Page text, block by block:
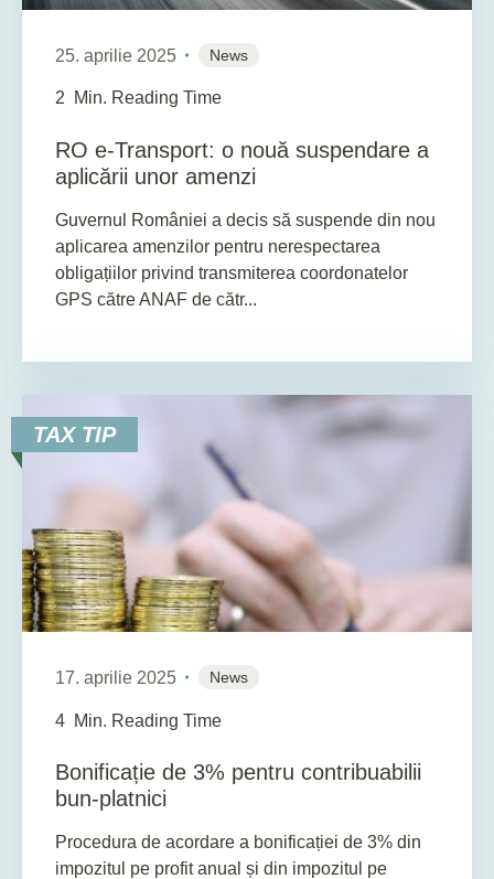
25. aprilie 2025 News
2 Min. Reading Time
RO e-Transport: o nouă suspendare a
aplicării unor amenzi
Guvernul României a decis să suspende din nou
aplicarea amenzilor pentru nerespectarea
obligațiilor privind transmiterea coordonatelor
GPS către ANAF de cătr...
TAX TIP
17. aprilie 2025 News
4 Min. Reading Time
Bonificație de 3% pentru contribuabilii
bun-platnici
Procedura de acordare a bonificației de 3% din
impozitul pe profit anual și din impozitul pe